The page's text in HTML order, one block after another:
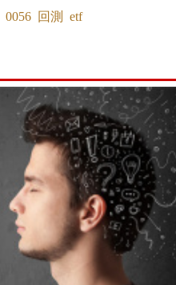
0056 回測 etf